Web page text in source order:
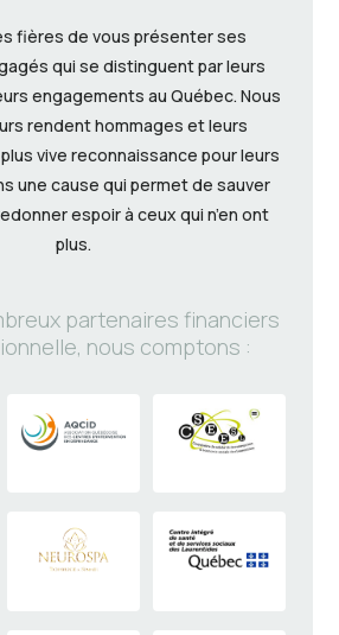
fières de vous présenter ses
qui se distinguent par leurs
engagements au Québec. Nous
rendent hommages et leurs
vive reconnaissance pour leurs
une cause qui permet de sauver
espoir à ceux qui n’en ont
plus.
partenaires financiers
nous comptons :